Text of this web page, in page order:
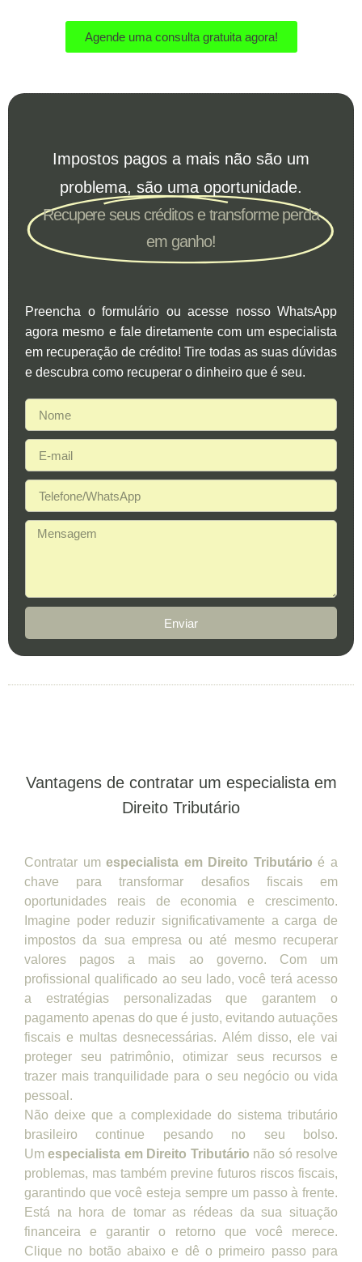
Agende uma consulta gratuita agora!
Impostos pagos a mais não são um
problema, são uma oportunidade.
Recupere seus créditos e transforme perda
em ganho!
Preencha o formulário ou acesse nosso WhatsApp
agora mesmo e fale diretamente com um especialista
em recuperação de crédito! Tire todas as suas dúvidas
e descubra como recuperar o dinheiro que é seu.
Enviar
Vantagens de contratar um especialista em
Direito Tributário
Contratar umespecialista em Direito Tributário é a
chave para transformar desafios fiscais em
oportunidades reais de economia e crescimento.
Imagine poder reduzir significativamente a carga de
impostos da sua empresa ou até mesmo recuperar
valores pagos a mais ao governo. Com um
profissional qualificado ao seu lado, você terá acesso
a estratégias personalizadas que garantem o
pagamento apenas do que é justo, evitando autuações
fiscais e multas desnecessárias. Além disso, ele vai
proteger seu patrimônio, otimizar seus recursos e
trazer mais tranquilidade para o seu negócio ou vida
pessoal.
Não deixe que a complexidade do sistema tributário
brasileiro continue pesando no seu bolso.
Umespecialista em Direito Tributário não só resolve
problemas, mas também previne futuros riscos fiscais,
garantindo que você esteja sempre um passo à frente.
Está na hora de tomar as rédeas da sua situação
financeira e garantir o retorno que você merece.
Clique no botão abaixo e dê o primeiro passo para